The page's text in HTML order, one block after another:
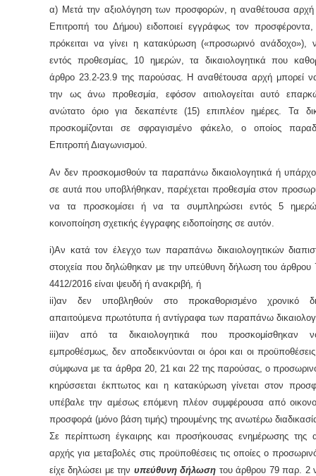
α) Μετά την αξιολόγηση των προσφορών, η αναθέτουσα αρχή
Επιτροπή του Δήμου) ειδοποιεί εγγράφως τον
πρόκειται να γίνει η κατακύρωση («προσωρινό ανάδοχο»),
εντός προθεσμίας, 10 ημερών, τα δικαιολογητικά που
άρθρο 23.2-23.9 της παρούσας. Η αναθέτουσα αρχή μπορεί να
την ως άνω προθεσμία, εφόσον αιτιολογείται αυτό
ανώτατο όριο για δεκαπέντε (15) επιπλέον ημέρες. Τα
προσκομίζονται σε σφραγισμένο φάκελο, ο οποίος
Επιτροπή Διαγωνισμού.
Αν δεν προσκομισθούν τα παραπάνω δικαιολογητικά ή
σε αυτά που υποβλήθηκαν, παρέχεται προθεσμία στον
να τα προσκομίσει ή να τα συμπληρώσει εντός 5
κοινοποίηση σχετικής έγγραφης ειδοποίησης σε αυτόν.
i)Αν κατά τον έλεγχο των παραπάνω δικαιολογητικών
στοιχεία που δηλώθηκαν με την υπεύθυνη δήλωση του
4412/2016 είναι ψευδή ή ανακριβή, ή
ii)αν δεν υποβληθούν στο προκαθορισμένο χρονικό
απαιτούμενα πρωτότυπα ή αντίγραφα των παραπάνω
iii)αν από τα δικαιολογητικά που προσκομίσθηκαν
εμπροθέσμως, δεν αποδεικνύονται οι όροι και οι
σύμφωνα με τα άρθρα 20, 21 και 22 της παρούσας, ο
κηρύσσεται έκπτωτος και η κατακύρωση γίνεται στον
υπέβαλε την αμέσως επόμενη πλέον συμφέρουσα από
προσφορά (μόνο βάση τιμής) τηρουμένης της ανωτέρω
Σε περίπτωση έγκαιρης και προσήκουσας ενημέρωσης της
αρχής για μεταβολές στις προϋποθέσεις τις οποίες ο
είχε δηλώσει με την υπεύθυνη δήλωση του άρθρου 79 παρ. 2